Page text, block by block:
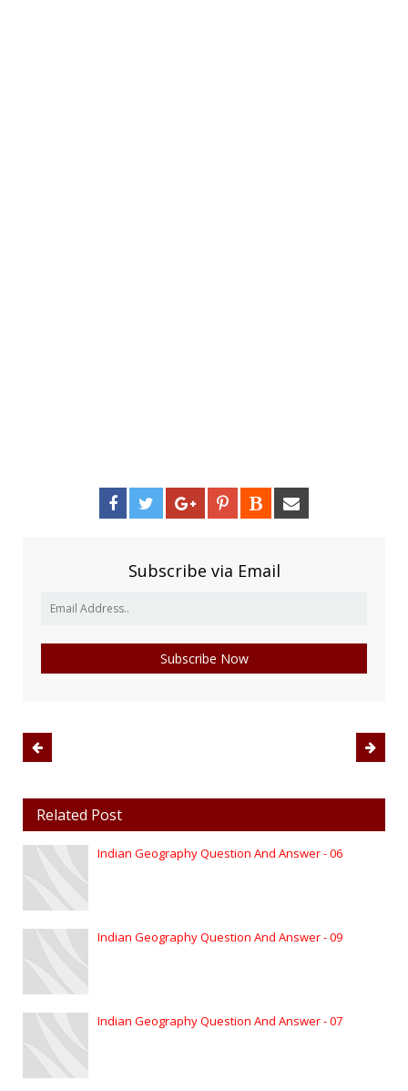
Subscribe via Email
Related Post
Indian Geography Question And Answer - 06
Indian Geography Question And Answer - 09
Indian Geography Question And Answer - 07